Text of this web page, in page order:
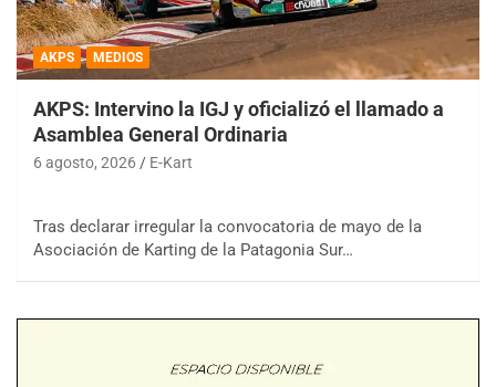
AKPS MEDIOS
AKPS: Intervino la IGJ y oficializó el llamado a
Asamblea General Ordinaria
6 agosto, 2026 E-Kart
Tras declarar irregular la convocatoria de mayo de la
Asociación de Karting de la Patagonia Sur…